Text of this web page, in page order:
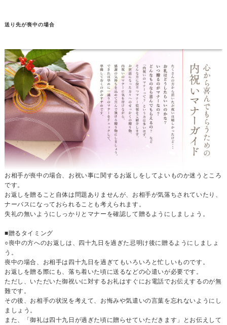
送り先が喪中の場合
お相手が喪中の場合、お祝い事に関するお返しをしてよいものか迷うところ
です。
お返しを贈ること自体は問題ありませんが、お相手が気落ちされていたり、
ナーバスになっておられることも考えられます。
失礼の無いようにしっかりとマナーを確認して贈るようにしましょう。
■贈るタイミング
○喪中の方へのお返しは、四十九日を過ぎた忌明け後に贈るようにしましょ
う。
喪中の場合、お相手は四十九日を過ぎてもいろいろと忙しいものです。
お返しを贈る際にも、落ち着いた頃に送るなどの心遣いが必要です。
ただし、いただいた御祝いに対するお礼はすぐにお電話でお伝えするのが無
難です。
その後、お相手の状況を考えて、お悔みや気遣いの言葉を忘れないようにし
ましょう。
また、「御礼は四十九日が過ぎた頃に贈らせていただきます」とお伝えして